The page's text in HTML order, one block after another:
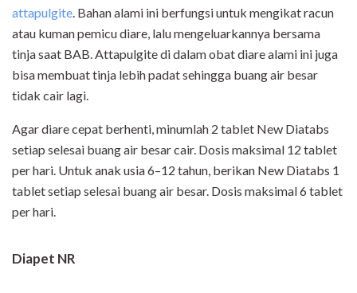
attapulgite. Bahan alami ini berfungsi untuk mengikat racun
atau kuman pemicu diare, lalu mengeluarkannya bersama
tinja saat BAB. Attapulgite di dalam obat diare alami ini juga
bisa membuat tinja lebih padat sehingga buang air besar
tidak cair lagi.
Agar diare cepat berhenti, minumlah 2 tablet New Diatabs
setiap selesai buang air besar cair. Dosis maksimal 12 tablet
per hari. Untuk anak usia 6–12 tahun, berikan New Diatabs 1
tablet setiap selesai buang air besar. Dosis maksimal 6 tablet
per hari.
Diapet NR